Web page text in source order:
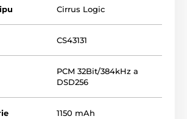
Cirrus Logic
CS43131
PCM 32Bit/384kHz a
DSD256
1150 mAh